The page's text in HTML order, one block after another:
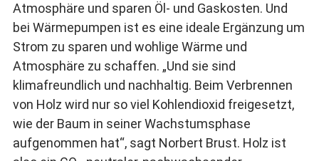
Atmosphäre und sparen Öl- und Gaskosten. Und
bei Wärmepumpen ist es eine ideale Ergänzung um
Strom zu sparen und wohlige Wärme und
Atmosphäre zu schaffen. „Und sie sind
klimafreundlich und nachhaltig. Beim Verbrennen
von Holz wird nur so viel Kohlendioxid freigesetzt,
wie der Baum in seiner Wachstumsphase
aufgenommen hat“, sagt Norbert Brust. Holz ist